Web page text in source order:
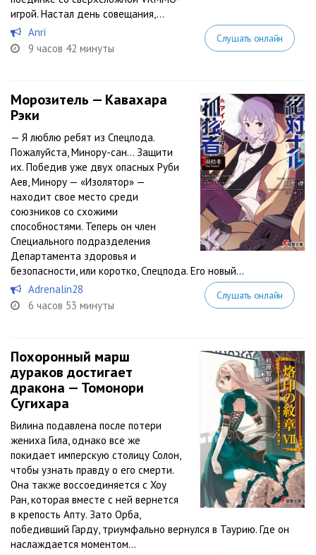
игрой. Настал день совещания,...
Anri
9 часов 42 минуты
Слушать онлайн
Морозитель — Кавахара
Рэки
— Я люблю ребят из Спецпода.
Пожалуйста, Минору-сан… Защити
их. Победив уже двух опасных Руби
Аев, Минору — «Изолятор» —
находит свое место среди
союзников со схожими
способностями. Теперь он член
Специального подразделения
Департамента здоровья и
безопасности, или коротко, Спецпода. Его новый...
Adrenalin28
6 часов 53 минуты
Слушать онлайн
Похоронный марш
дураков достигает
дракона — Томонори
Сугихара
Вилина подавлена после потери
жениха Гила, однако все же
покидает имперскую столицу Солон,
чтобы узнать правду о его смерти.
Она также воссоединяется с Хоу
Ран, которая вместе с ней вернется
в крепость Апту. Зато Орба,
победивший Гарду, триумфально вернулся в Таурию. Где он
наслаждается моментом...